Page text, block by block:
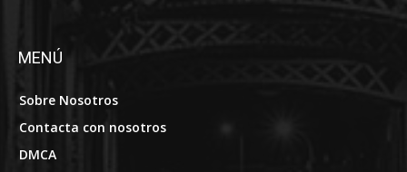
MENÚ
Sobre Nosotros
Contacta con nosotros
DMCA